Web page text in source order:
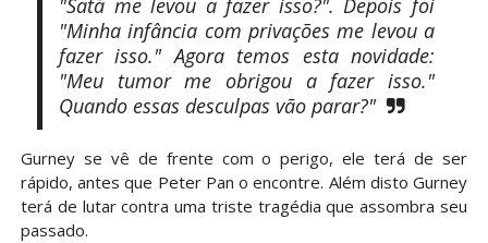
"Satã me levou a fazer isso?". Depois foi
"Minha infância com privações me levou a
fazer isso." Agora temos esta novidade:
"Meu tumor me obrigou a fazer isso."
Quando essas desculpas vão parar?"
Gurney se vê de frente com o perigo, ele terá de ser
rápido, antes que Peter Pan o encontre. Além disto Gurney
terá de lutar contra uma triste tragédia que assombra seu
passado.